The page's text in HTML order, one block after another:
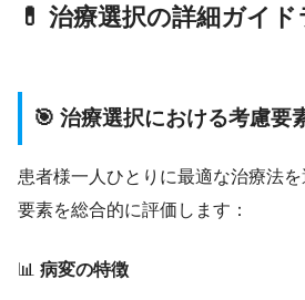
💊 治療選択の詳細ガイ
🎯 治療選択における考慮要
患者様一人ひとりに最適な治療法
要素を総合的に評価します：
📊 病変の特徴